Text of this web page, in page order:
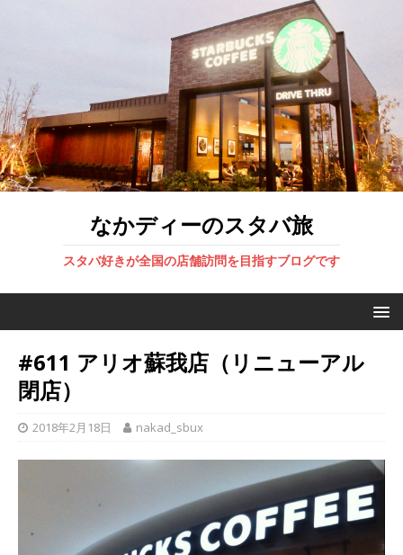
なかディーのスタバ旅
スタバ好きが全国の店舗訪問を目指すブログです
#611 アリオ蘇我店（リニューアル
閉店）
2018年2月18日 nakad_sbux